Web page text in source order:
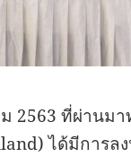
2563 ที่ผ่านม
ได้มีการ